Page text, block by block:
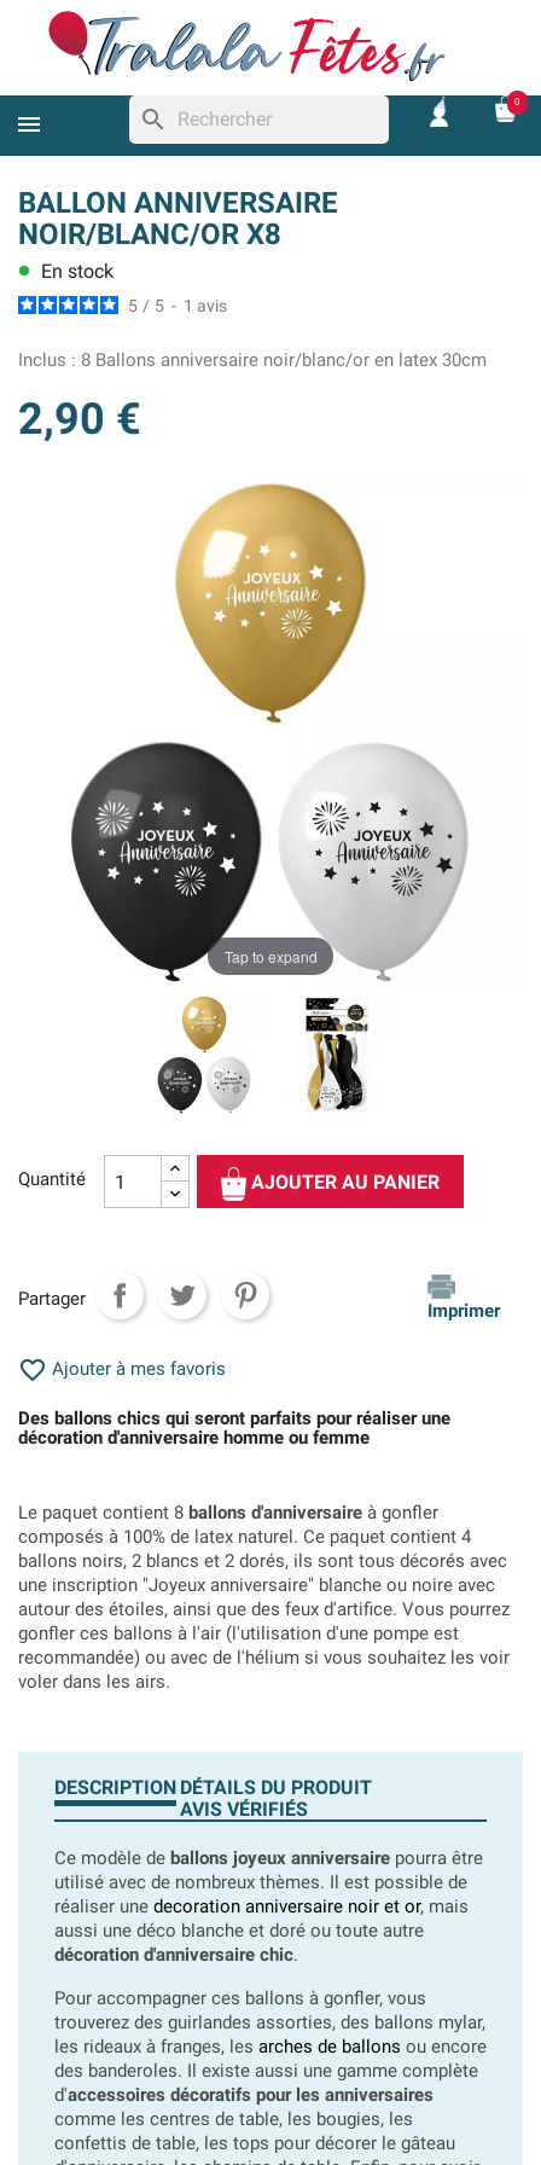
search
0
BALLON ANNIVERSAIRE
NOIR/BLANC/OR X8
lens En stock
5 / 5 - 1 avis
Inclus : 8 Ballons anniversaire noir/blanc/or en latex 30cm
2,90 €
Tap to expand
Quantité AJOUTER AU PANIER
Partager
Imprimer
 Ajouter à mes favoris
Des ballons chics qui seront parfaits pour réaliser une
décoration d'anniversaire homme ou femme
Le paquet contient 8 ballons d'anniversaire à gonfler
composés à 100% de latex naturel. Ce paquet contient 4
ballons noirs, 2 blancs et 2 dorés, ils sont tous décorés avec
une inscription "Joyeux anniversaire" blanche ou noire avec
autour des étoiles, ainsi que des feux d'artifice. Vous pourrez
gonfler ces ballons à l'air (l'utilisation d'une pompe est
recommandée) ou avec de l'hélium si vous souhaitez les voir
voler dans les airs.
DESCRIPTION DÉTAILS DU PRODUIT
AVIS VÉRIFIÉS
Ce modèle de ballons joyeux anniversaire pourra être
utilisé avec de nombreux thèmes. Il est possible de
réaliser une decoration anniversaire noir et or, mais
aussi une déco blanche et doré ou toute autre
décoration d'anniversaire chic.
Pour accompagner ces ballons à gonfler, vous
trouverez des guirlandes assorties, des ballons mylar,
les rideaux à franges, les arches de ballons ou encore
des banderoles. Il existe aussi une gamme complète
d'accessoires décoratifs pour les anniversaires
comme les centres de table, les bougies, les
confettis de table, les tops pour décorer le gâteau